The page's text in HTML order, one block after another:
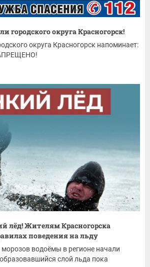
городского округа Красногорск!
округа Красногорск напоминает:
лёд! Жителям Красногорска
поведения на льду
водоёмы в регионе начали
слой льда пока